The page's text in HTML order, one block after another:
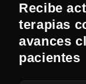
Recibe
terapias
avances
pacientes